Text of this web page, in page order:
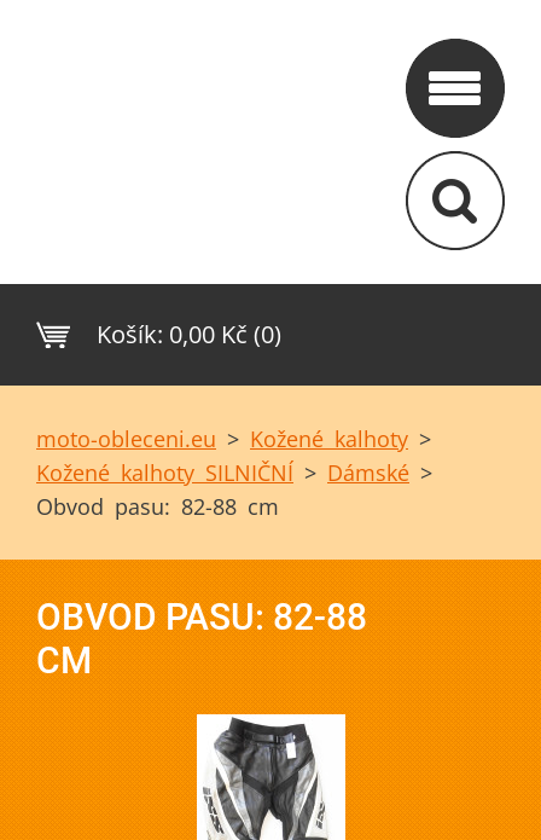
Košík: 0,00 Kč (0)
moto-obleceni.eu > Kožené kalhoty >
Kožené kalhoty SILNIČNÍ > Dámské >
Obvod pasu: 82-88 cm
OBVOD PASU: 82-88
CM